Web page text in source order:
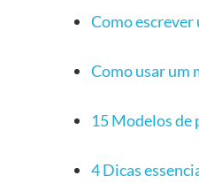
Como
Como usar um
15 Modelos de
4 Dicas